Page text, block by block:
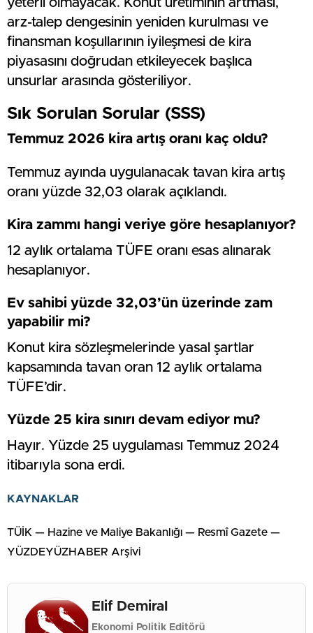
arz-talep dengesinin yeniden kurulması ve
finansman koşullarının iyileşmesi de kira
piyasasını doğrudan etkileyecek başlıca
unsurlar arasında gösteriliyor.
Sık Sorulan Sorular (SSS)
Temmuz 2026 kira artış oranı kaç oldu?
Temmuz ayında uygulanacak tavan kira artış
oranı yüzde 32,03 olarak açıklandı.
Kira zammı hangi veriye göre hesaplanıyor?
12 aylık ortalama TÜFE oranı esas alınarak
hesaplanıyor.
Ev sahibi yüzde 32,03’ün üzerinde zam
yapabilir mi?
Konut kira sözleşmelerinde yasal şartlar
kapsamında tavan oran 12 aylık ortalama
TÜFE’dir.
Yüzde 25 kira sınırı devam ediyor mu?
Hayır. Yüzde 25 uygulaması Temmuz 2024
itibarıyla sona erdi.
KAYNAKLAR
TÜİK — Hazine ve Maliye Bakanlığı — Resmî Gazete —
YÜZDEYÜZHABER Arşivi
Elif Demiral
Ekonomi Politik Editörü